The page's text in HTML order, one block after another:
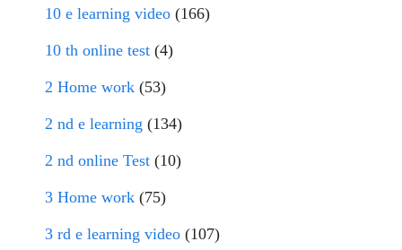
10 e learning video (166)
10 th online test (4)
2 Home work (53)
2 nd e learning (134)
2 nd online Test (10)
3 Home work (75)
3 rd e learning video (107)